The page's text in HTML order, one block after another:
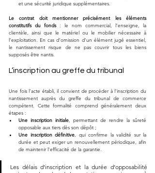
et une sécurité juridique supplémentaires.
Le contrat doit mentionner précisément les éléments
constitutifs du fonds : le nom commercial, l’enseigne, la
clientèle, ainsi que le matériel ou le mobilier nécessaire à
l’exploitation. En cas d’omission d’un élément jugé essentiel,
le nantissement risque de ne pas couvrir tous les biens
supposés être nantis.
L’inscription au greffe du tribunal
Une fois l’acte établi, il convient de procéder à l’inscription du
nantissement auprès du greffe du tribunal de commerce
compétent. Cette formalité comprend généralement deux
étapes :
Une inscription initiale, permettant de rendre la sûreté
opposable aux tiers dès son dépôt ;
Une inscription définitive, qui confirme la validité sur la
durée et peut exiger un renouvellement périodique, afin
de maintenir l’efficacité de la garantie.
Les délais d’inscription et la durée d’opposabilité